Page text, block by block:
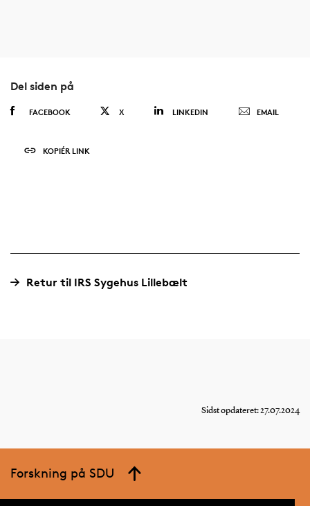
Del siden på
FACEBOOK X LINKEDIN EMAIL
KOPIÉR LINK
Retur til IRS Sygehus Lillebælt
Sidst opdateret: 27.07.2024
Forskning på SDU